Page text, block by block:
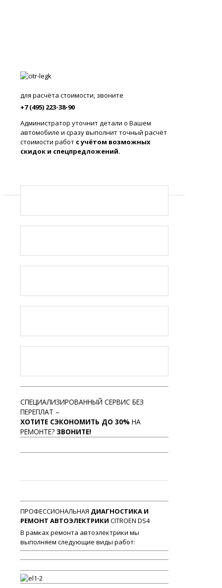
для расчёта стоимости, звоните
+7 (495) 223-38-90
Администратор уточнит детали о Вашем
автомобиле и сразу выполнит точный расчёт
стоимости работ с учётом возможных
скидок и спецпредложений.
СПЕЦИАЛИЗИРОВАННЫЙ СЕРВИС БЕЗ
ПЕРЕПЛАТ –
ХОТИТЕ СЭКОНОМИТЬ ДО 30% НА
РЕМОНТЕ? ЗВОНИТЕ!
ПРОФЕССИОНАЛЬНАЯ ДИАГНОСТИКА И
РЕМОНТ АВТОЭЛЕКТРИКИ CITROEN DS4
В рамках ремонта автоэлектрики мы
выполняем следующие виды работ: